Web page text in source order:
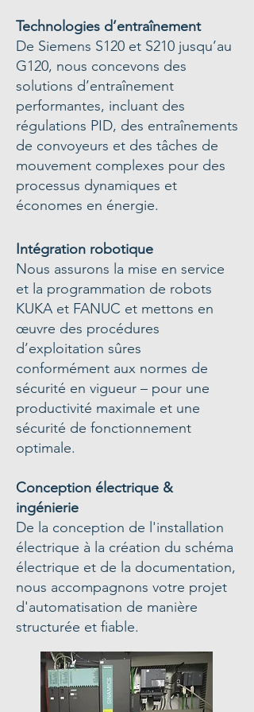
Technologies d’entraînement
De Siemens S120 et S210 jusqu’au
G120, nous concevons des
solutions d’entraînement
performantes, incluant des
régulations PID, des entraînements
de convoyeurs et des tâches de
mouvement complexes pour des
processus dynamiques et
économes en énergie.
Intégration robotique
Nous assurons la mise en service
et la programmation de robots
KUKA et FANUC et mettons en
œuvre des procédures
d’exploitation sûres
conformément aux normes de
sécurité en vigueur – pour une
productivité maximale et une
sécurité de fonctionnement
optimale.
Conception électrique &
ingénierie
De la conception de l'installation
électrique à la création du schéma
électrique et de la documentation,
nous accompagnons votre projet
d'automatisation de manière
structurée et fiable.